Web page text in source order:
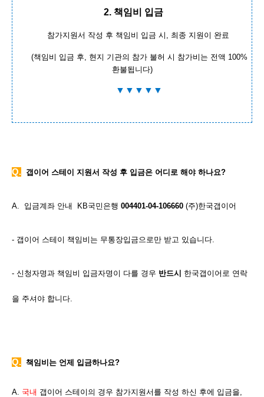
2. 책임비 입금
참가지원서 작성 후 책임비 입금 시, 최종 지원이 완료
(책임비 입금 후, 현지 기관의 참가 불허 시 참가비는 전액 100%
환불됩니다)
▼▼▼▼▼
Q. 갭이어 스테이 지원서 작성 후 입금은 어디로 해야 하나요?
A. 입금계좌 안내 KB국민은행 004401-04-106660 (주)한국갭이어
- 갭이어 스테이 책임비는 무통장입금으로만 받고 있습니다.
- 신청자명과 책임비 입금자명이 다를 경우 반드시 한국갭이어로 연락
을 주셔야 합니다.
Q. 책임비는 언제 입금하나요?
A. 국내 갭이어 스테이의 경우 참가지원서를 작성 하신 후에 입금을,